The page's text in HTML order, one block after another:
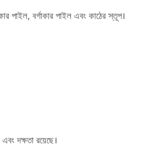
পাইল, বর্গাকার পাইল এবং কাঠের স্তূপ।
দক্ষতা রয়েছে।